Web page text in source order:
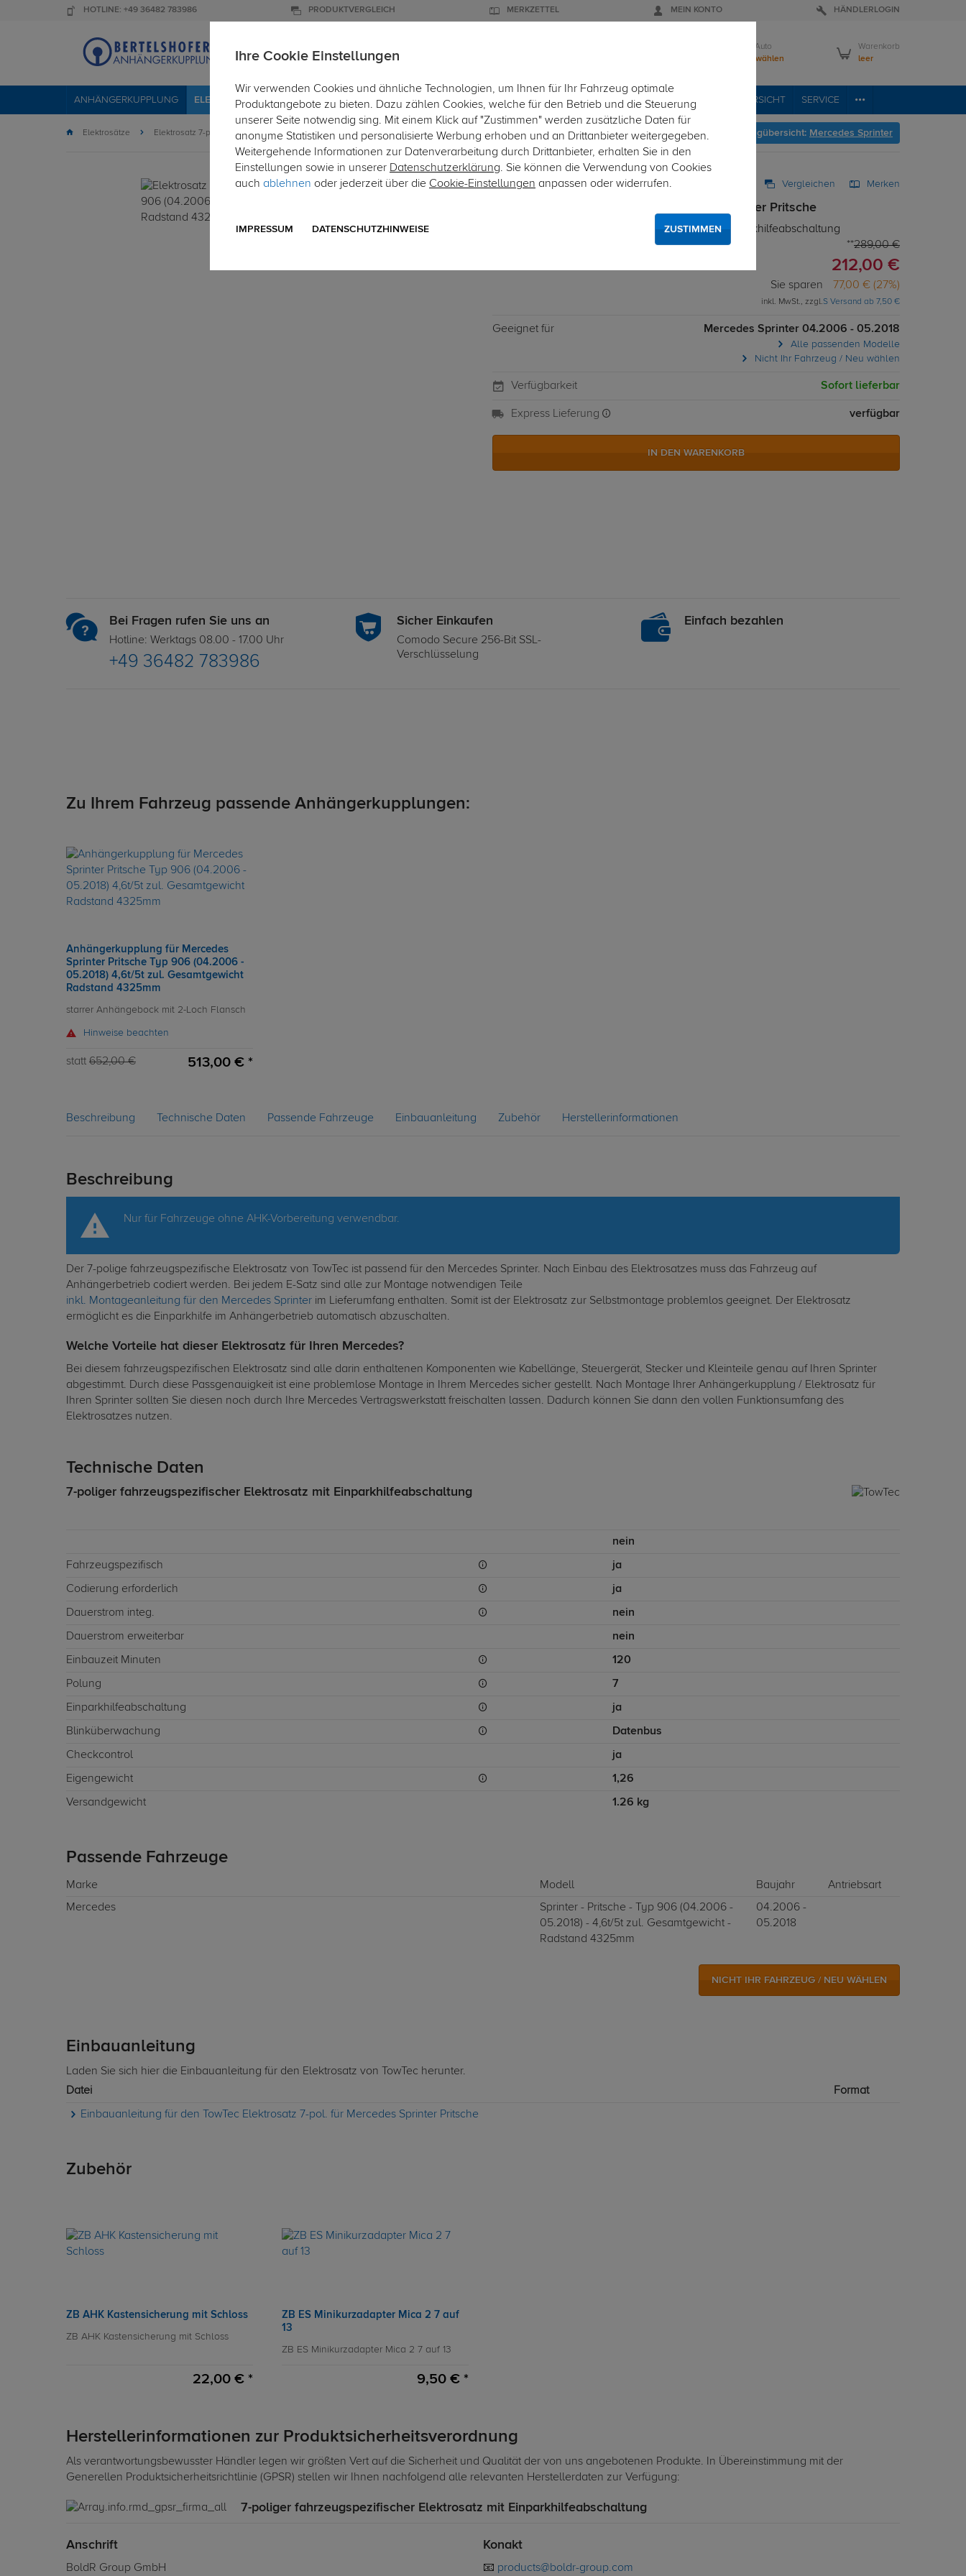
HOTLINE: +49 36482 783986 PRODUKTVERGLEICH MERKZETTEL MEIN KONTO HÄNDLERLOGIN
Mein Auto
Bitte wählen
Warenkorb
leer
ANHÄNGERKUPPLUNG ELEKTROSÄTZE DACHTRÄGER DACHBOXEN FAHRRADTRÄGER ZUBEHÖR EINBAUSERVICE FAHRZEUGÜBERSICHT SERVICE
Elektrosätze Elektrosatz 7-polig Hier geht's zur Fahrzeugübersicht: Mercedes Sprinter
Art.-Nr. 7ME141-16 Vergleichen Merken
TowTec Elektrosatz 7-pol. für Mercedes Sprinter Pritsche
7-poliger fahrzeugspezifischer Elektrosatz mit Einparkhilfeabschaltung
289,00 €
212,00 €
Sie sparen 77,00 € (27%)
inkl. MwSt., zzgl.S Versand ab 7,50 €
Geeignet für Mercedes Sprinter 04.2006 - 05.2018
Alle passenden Modelle
Nicht Ihr Fahrzeug / Neu wählen
Verfügbarkeit Sofort lieferbar
Express Lieferung verfügbar
IN DEN WARENKORB
Bei Fragen rufen Sie uns an
Hotline: Werktags 08.00 - 17.00 Uhr
+49 36482 783986
Sicher Einkaufen
Comodo Secure 256-Bit SSL-
Verschlüsselung
Einfach bezahlen
Zu Ihrem Fahrzeug passende Anhängerkupplungen:
Anhängerkupplung für Mercedes
Sprinter Pritsche Typ 906 (04.2006 -
05.2018) 4,6t/5t zul. Gesamtgewicht
Radstand 4325mm
starrer Anhängebock mit 2-Loch Flansch
Hinweise beachten
statt 652,00 € 513,00 € *
Beschreibung Technische Daten Passende Fahrzeuge Einbauanleitung Zubehör Herstellerinformationen
Beschreibung
Nur für Fahrzeuge ohne AHK-Vorbereitung verwendbar.
Der 7-polige fahrzeugspezifische Elektrosatz von TowTec ist passend für den Mercedes Sprinter. Nach Einbau des Elektrosatzes muss das Fahrzeug auf
Anhängerbetrieb codiert werden. Bei jedem E-Satz sind alle zur Montage notwendigen Teile
inkl. Montageanleitung für den Mercedes Sprinter im Lieferumfang enthalten. Somit ist der Elektrosatz zur Selbstmontage problemlos geeignet. Der Elektrosatz
ermöglicht es die Einparkhilfe im Anhängerbetrieb automatisch abzuschalten.
Welche Vorteile hat dieser Elektrosatz für Ihren Mercedes?
Bei diesem fahrzeugspezifischen Elektrosatz sind alle darin enthaltenen Komponenten wie Kabellänge, Steuergerät, Stecker und Kleinteile genau auf Ihren Sprinter
abgestimmt. Durch diese Passgenauigkeit ist eine problemlose Montage in Ihrem Mercedes sicher gestellt. Nach Montage Ihrer Anhängerkupplung / Elektrosatz für
Ihren Sprinter sollten Sie diesen noch durch Ihre Mercedes Vertragswerkstatt freischalten lassen. Dadurch können Sie dann den vollen Funktionsumfang des
Elektrosatzes nutzen.
Technische Daten
7-poliger fahrzeugspezifischer Elektrosatz mit Einparkhilfeabschaltung
nein
Fahrzeugspezifisch ja
Codierung erforderlich ja
Dauerstrom integ. nein
Dauerstrom erweiterbar nein
Einbauzeit Minuten 120
Polung 7
Einparkhilfeabschaltung ja
Blinküberwachung Datenbus
Checkcontrol ja
Eigengewicht 1,26
Versandgewicht 1.26 kg
Passende Fahrzeuge
Marke Modell Baujahr
Antriebsart
Mercedes
Sprinter - Pritsche - Typ 906 (04.2006 -
05.2018) - 4,6t/5t zul. Gesamtgewicht -
Radstand 4325mm
04.2006 -
05.2018
NICHT IHR FAHRZEUG / NEU WÄHLEN
Einbauanleitung
Laden Sie sich hier die Einbauanleitung für den Elektrosatz von TowTec herunter.
Datei
Format
Einbauanleitung für den TowTec Elektrosatz 7-pol. für Mercedes Sprinter Pritsche
Zubehör
ZB AHK Kastensicherung mit Schloss
ZB AHK Kastensicherung mit Schloss
22,00 € *
ZB ES Minikurzadapter Mica 2 7 auf
13
ZB ES Minikurzadapter Mica 2 7 auf 13
9,50 € *
Herstellerinformationen zur Produktsicherheitsverordnung
Als verantwortungsbewusster Händler legen wir größten Vert auf die Sicherheit und Qualität der von uns angebotenen Produkte. In Übereinstimmung mit der
Generellen Produktsicherheitsrichtlinie (GPSR) stellen wir Ihnen nachfolgend alle relevanten Herstellerdaten zur Verfügung:
7-poliger fahrzeugspezifischer Elektrosatz mit Einparkhilfeabschaltung
Anschrift
BoldR Group GmbH
Konakt
📧 products@boldr-group.com
Ihre Cookie Einstellungen
Wir verwenden Cookies und ähnliche Technologien, um Ihnen für Ihr Fahrzeug optimale
Produktangebote zu bieten. Dazu zählen Cookies, welche für den Betrieb und die Steuerung
unserer Seite notwendig sing. Mit einem Klick auf "Zustimmen" werden zusätzliche Daten für
anonyme Statistiken und personalisierte Werbung erhoben und an Drittanbieter weitergegeben.
Weitergehende Informationen zur Datenverarbeitung durch Drittanbieter, erhalten Sie in den
Einstellungen sowie in unserer Datenschutzerklärung. Sie können die Verwendung von Cookies
auch ablehnen oder jederzeit über die Cookie-Einstellungen anpassen oder widerrufen.
IMPRESSUM DATENSCHUTZHINWEISE ZUSTIMMEN